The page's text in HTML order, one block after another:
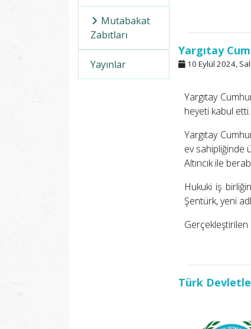
Mutabakat
Zabıtları
Yayınlar
Yargıtay
10 Eylül 2024, Salı
Yargıtay
heyeti kabul etti.
Yargıtay
ev sahipliğinde
Altıncık ile
Hukuki iş
Şentürk, yeni
Gerçekleştirilen
Türk